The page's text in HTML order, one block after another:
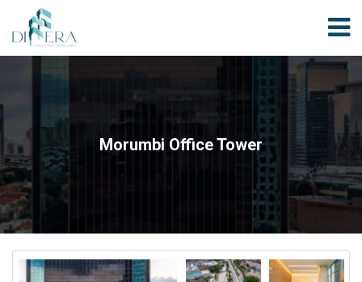
Morumbi Office Tower